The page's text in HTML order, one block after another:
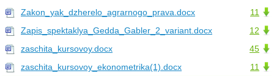
11
Zakon_yak_dzherelo_agrarnogo_prava.docx
12
Zapis_spektaklya_Gedda_Gabler_2_variant.docx
45
zaschita_kursovoy.docx
11
zaschita_kursovoy_ekonometrika(1).docx